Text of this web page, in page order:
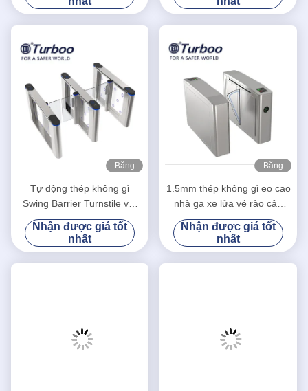
Băng
Tự động thép không gỉ
Swing Barrier Turnstile với
đầu đọc thẻ vé cửa quay
Nhận được giá tốt
nhất
Băng
1.5mm thép không gỉ eo cao
nhà ga xe lửa vé rào cản
cửa quay
Nhận được giá tốt
nhất